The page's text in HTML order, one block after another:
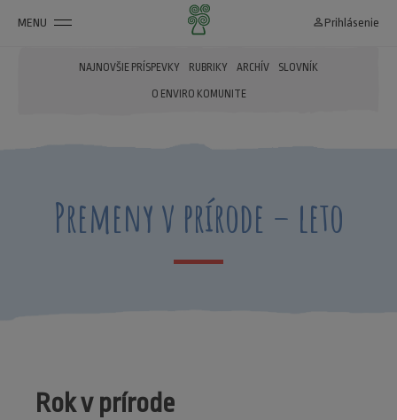
MENU person_outline Prihlásenie
NAJNOVŠIE PRÍSPEVKY RUBRIKY ARCHÍV SLOVNÍK
O ENVIRO KOMUNITE
Premeny v prírode – leto
Rok v prírode